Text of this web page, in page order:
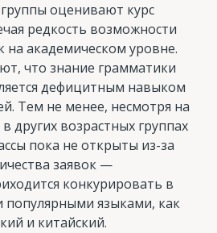
оценивают курс
редкость возможности
на академическом уровне.
что знание грамматики
дефицитным навыком
Тем не менее, несмотря на
других возрастных группах
пока не открыты из-за
заявок —
конкурировать в
популярными языками, как
и китайский.